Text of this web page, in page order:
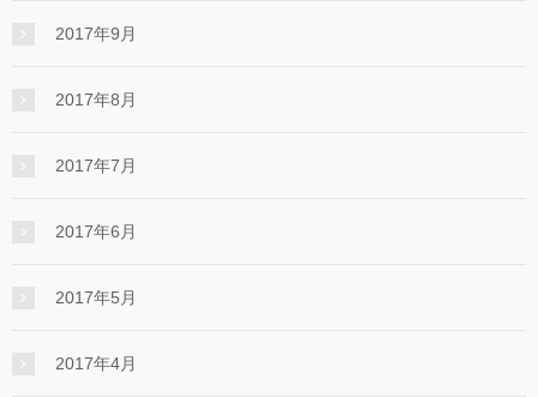
2017年9月
2017年8月
2017年7月
2017年6月
2017年5月
2017年4月